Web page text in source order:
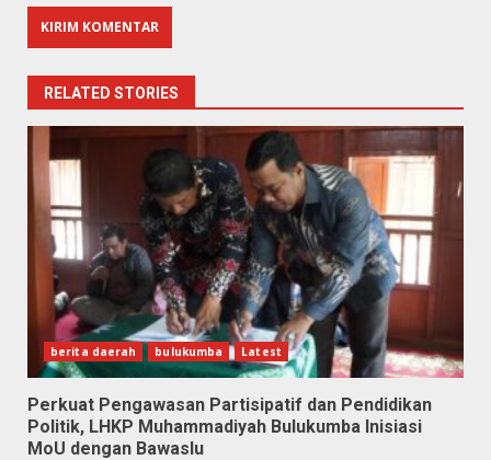
RELATED STORIES
berita daerah bulukumba Latest
Perkuat Pengawasan Partisipatif dan Pendidikan
Politik, LHKP Muhammadiyah Bulukumba Inisiasi
MoU dengan Bawaslu